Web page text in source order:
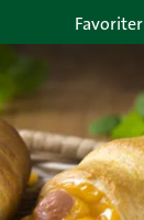
Favoriter